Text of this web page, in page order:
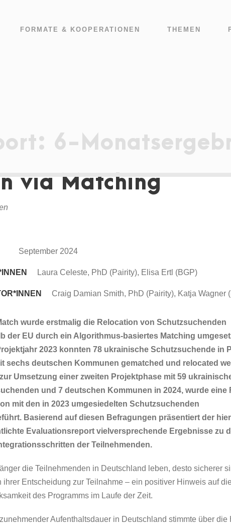
FORMATE & KOOPERATIONEN THEMEN
6-
via Matching
September 2024
Laura Celeste, PhD (Pairity), Elisa Ertl (BGP)
Craig Damian Smith, PhD (Pairity), Katja Wagner
wurde erstmalig die Relocation von Schutzsuchenden
der EU durch ein Algorithmus-basiertes Matching
2023 konnten 78 ukrainische Schutzsuchende in
sechs deutschen Kommunen gematched und relocated
Umsetzung einer zweiten Projektphase mit 59
und 7 deutschen Kommunen in 2024, wurde eine
mit den in 2023 umgesiedelten Schutzsuchenden
Basierend auf diesen Befragungen präsentiert der hier
Evaluationsreport vielversprechende Ergebnisse zu
der Teilnehmenden.
die Teilnehmenden in Deutschland leben, desto sicherer
ihrer Entscheidung zur Teilnahme – ein positiver Hinweis auf die
des Programms im Laufe der Zeit.
Aufenthaltsdauer in Deutschland stimmte über die